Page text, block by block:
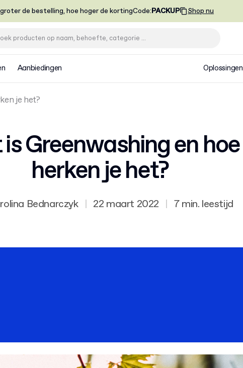
de bestelling, hoe hoger de kortingCode:PACKUP Shop nu
Aanbiedingen Oplossingen
je het?
Greenwashing en hoe
herken je het?
Bednarczyk | 22 maart 2022 | 7 min. leestijd